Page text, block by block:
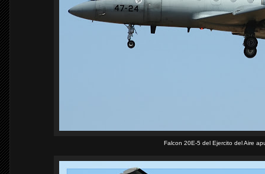
Falcon 20E-5 del Ejercito del Aire